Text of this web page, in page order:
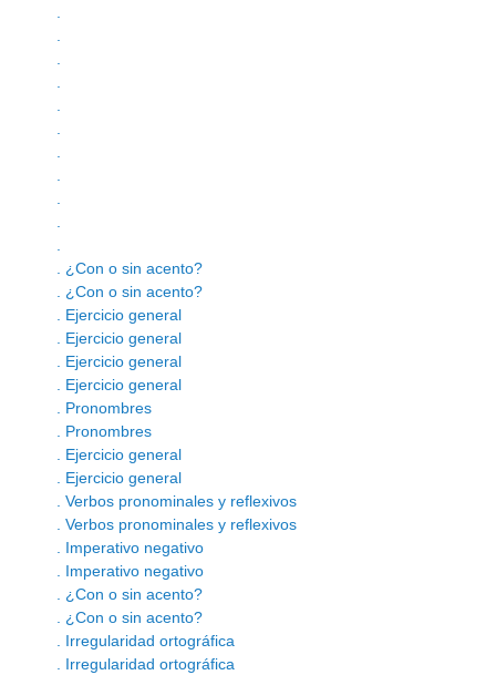
.
.
.
.
.
.
.
.
.
.
.
. ¿Con o sin acento?
. ¿Con o sin acento?
. Ejercicio general
. Ejercicio general
. Ejercicio general
. Ejercicio general
. Pronombres
. Pronombres
. Ejercicio general
. Ejercicio general
. Verbos pronominales y reflexivos
. Verbos pronominales y reflexivos
. Imperativo negativo
. Imperativo negativo
. ¿Con o sin acento?
. ¿Con o sin acento?
. Irregularidad ortográfica
. Irregularidad ortográfica